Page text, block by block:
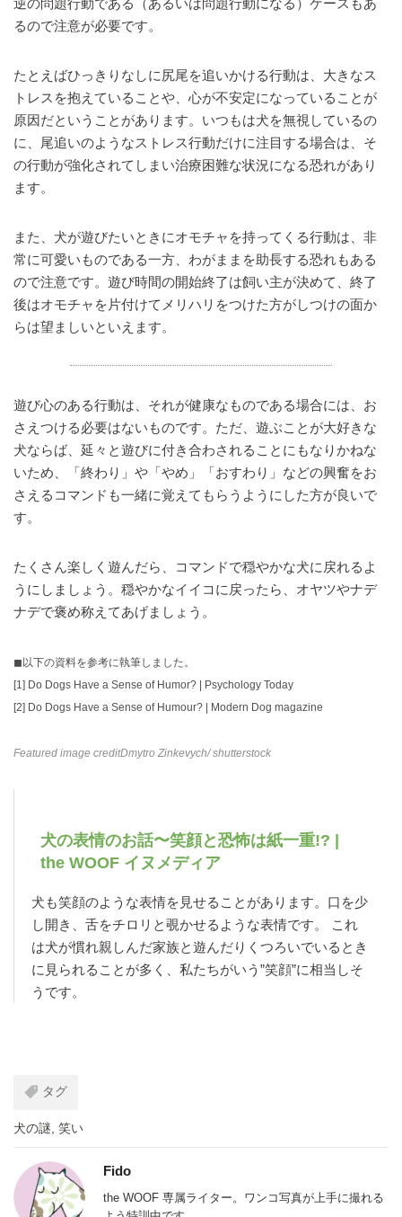
逆の問題行動である（あるいは問題行動になる）ケースもあ
るので注意が必要です。
たとえばひっきりなしに尻尾を追いかける行動は、大きなス
トレスを抱えていることや、心が不安定になっていることが
原因だということがあります。いつもは犬を無視しているの
に、尾追いのようなストレス行動だけに注目する場合は、そ
の行動が強化されてしまい治療困難な状況になる恐れがあり
ます。
また、犬が遊びたいときにオモチャを持ってくる行動は、非
常に可愛いものである一方、わがままを助長する恐れもある
ので注意です。遊び時間の開始終了は飼い主が決めて、終了
後はオモチャを片付けてメリハリをつけた方がしつけの面か
らは望ましいといえます。
遊び心のある行動は、それが健康なものである場合には、お
さえつける必要はないものです。ただ、遊ぶことが大好きな
犬ならば、延々と遊びに付き合わされることにもなりかねな
いため、「終わり」や「やめ」「おすわり」などの興奮をお
さえるコマンドも一緒に覚えてもらうようにした方が良いで
す。
たくさん楽しく遊んだら、コマンドで穏やかな犬に戻れるよ
うにしましょう。穏やかなイイコに戻ったら、オヤツやナデ
ナデで褒め称えてあげましょう。
◼︎以下の資料を参考に執筆しました。
[1] Do Dogs Have a Sense of Humor? | Psychology Today
[2] Do Dogs Have a Sense of Humour? | Modern Dog magazine
Featured image creditDmytro Zinkevych/ shutterstock
犬の表情のお話〜笑顔と恐怖は紙一重!? |
the WOOF イヌメディア
犬も笑顔のような表情を見せることがあります。口を少
し開き、舌をチロリと覗かせるような表情です。 これ
は犬が慣れ親しんだ家族と遊んだりくつろいでいるとき
に見られることが多く、私たちがいう”笑顔”に相当しそ
うです。
タグ
犬の謎, 笑い
Fido
the WOOF 専属ライター。ワンコ写真が上手に撮れる